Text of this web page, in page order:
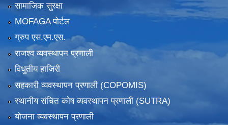
सामाजिक सुरक्षा
MOFAGA पोर्टल
ग्रुप एस.एम.एस.
राजश्व व्यवस्थापन प्रणाली
विधुतीय हाजिरी
सहकारी व्यवस्थापन प्रणाली (COPOMIS)
स्थानीय संचित कोष व्यवस्थापन प्रणाली (SUTRA)
योजना व्यवस्थापन प्रणाली